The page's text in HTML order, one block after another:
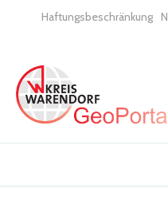
Haftungsbeschränkung